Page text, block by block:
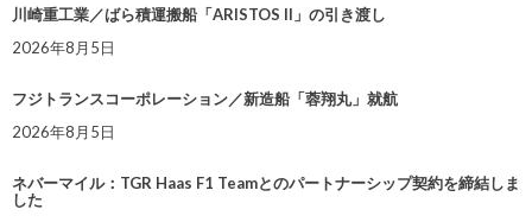
川崎重工業／ばら積運搬船「ARISTOS II」の引き渡し
2026年8月5日
フジトランスコーポレーション／新造船「蓉翔丸」就航
2026年8月5日
ネバーマイル：TGR Haas F1 Teamとのパートナーシップ契約を締結しま
した